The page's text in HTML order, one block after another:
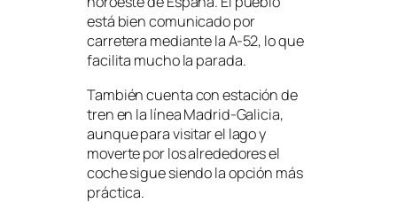
está bien comunicado por
carretera mediante la A-52, lo que
facilita mucho la parada.
También cuenta con estación de
tren en la línea Madrid-Galicia,
aunque para visitar el lago y
moverte por los alrededores el
coche sigue siendo la opción más
práctica.